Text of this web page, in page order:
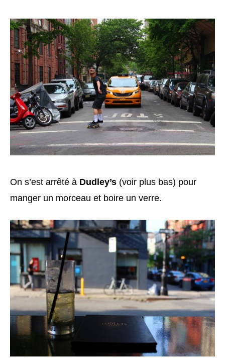
On s’est arrêté à Dudley’s (voir plus bas) pour
manger un morceau et boire un verre.